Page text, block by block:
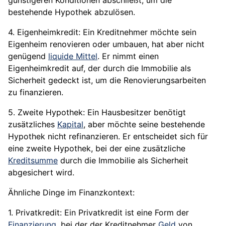
bestehende Hypothek abzulösen.
4. Eigenheimkredit: Ein Kreditnehmer möchte sein
Eigenheim renovieren oder umbauen, hat aber nicht
genügend liquide Mittel. Er nimmt einen
Eigenheimkredit auf, der durch die Immobilie als
Sicherheit gedeckt ist, um die Renovierungsarbeiten
zu finanzieren.
5. Zweite Hypothek: Ein Hausbesitzer benötigt
zusätzliches Kapital, aber möchte seine bestehende
Hypothek nicht refinanzieren. Er entscheidet sich für
eine zweite Hypothek, bei der eine zusätzliche
Kreditsumme durch die Immobilie als Sicherheit
abgesichert wird.
Ähnliche Dinge im Finanzkontext:
1. Privatkredit: Ein Privatkredit ist eine Form der